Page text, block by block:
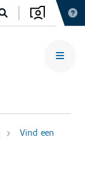
Vind een